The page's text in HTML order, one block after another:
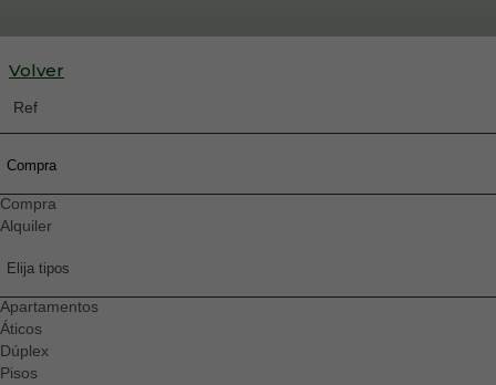
Volver
Compra
Compra
Alquiler
Elija tipos
Apartamentos
Áticos
Dúplex
Pisos